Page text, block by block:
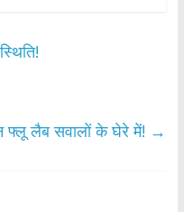
फ्लू लैब सवालों के घेरे में! →